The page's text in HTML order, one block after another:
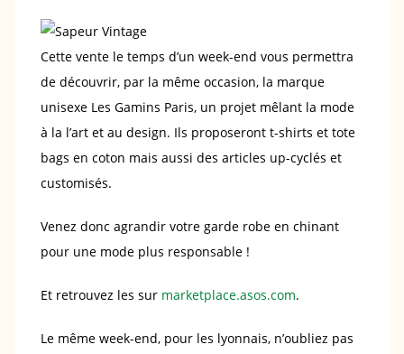
Cette vente le temps d’un week-end vous permettra
de découvrir, par la même occasion, la marque
unisexe Les Gamins Paris, un projet mêlant la mode
à la l’art et au design. Ils proposeront t-shirts et tote
bags en coton mais aussi des articles up-cyclés et
customisés.
Venez donc agrandir votre garde robe en chinant
pour une mode plus responsable !
Et retrouvez les sur marketplace.asos.com.
Le même week-end, pour les lyonnais, n’oubliez pas